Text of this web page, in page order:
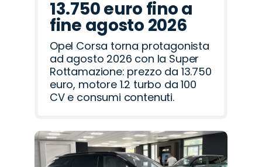
13.750 euro fino a
fine agosto 2026
Opel Corsa torna protagonista
ad agosto 2026 con la Super
Rottamazione: prezzo da 13.750
euro, motore 1.2 turbo da 100
CV e consumi contenuti.